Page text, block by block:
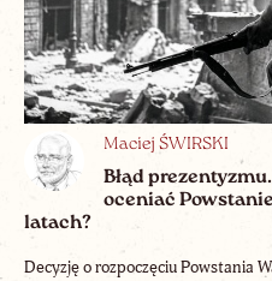
Maciej ŚWIRSKI
Błąd
oceniać
latach?
Decyzję o rozpoczęciu Powstania